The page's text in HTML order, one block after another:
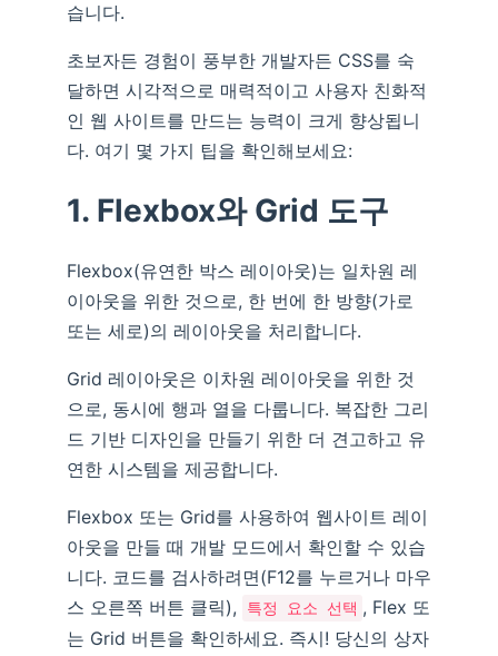
습니다.
초보자든 경험이 풍부한 개발자든 CSS를 숙
달하면 시각적으로 매력적이고 사용자 친화적
인 웹 사이트를 만드는 능력이 크게 향상됩니
다. 여기 몇 가지 팁을 확인해보세요:
1. Flexbox와 Grid 도구
Flexbox(유연한 박스 레이아웃)는 일차원 레
이아웃을 위한 것으로, 한 번에 한 방향(가로
또는 세로)의 레이아웃을 처리합니다.
Grid 레이아웃은 이차원 레이아웃을 위한 것
으로, 동시에 행과 열을 다룹니다. 복잡한 그리
드 기반 디자인을 만들기 위한 더 견고하고 유
연한 시스템을 제공합니다.
Flexbox 또는 Grid를 사용하여 웹사이트 레이
아웃을 만들 때 개발 모드에서 확인할 수 있습
니다. 코드를 검사하려면(F12를 누르거나 마우
스 오른쪽 버튼 클릭),
특정 요소 선택 , Flex 또
는 Grid 버튼을 확인하세요. 즉시! 당신의 상자